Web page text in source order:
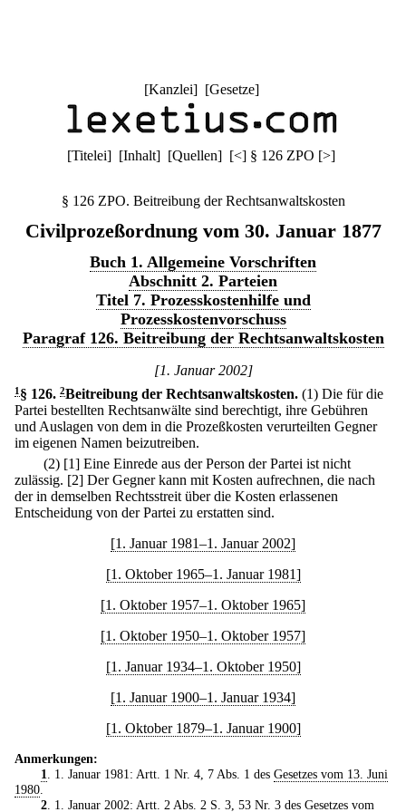
[Kanzlei] [Gesetze]
[Titelei] [Inhalt] [Quellen] [<] § 126 ZPO [>]
§ 126 ZPO. Beitreibung der Rechtsanwaltskosten
Civilprozeßordnung vom 30. Januar 1877
Buch 1. Allgemeine Vorschriften
Abschnitt 2. Parteien
Titel 7. Prozesskostenhilfe und
Prozesskostenvorschuss
Paragraf 126. Beitreibung der Rechtsanwaltskosten
[1. Januar 2002]
1 § 126. 2Beitreibung der Rechtsanwaltskosten. (1) Die für die
Partei bestellten Rechtsanwälte sind berechtigt, ihre Gebühren
und Auslagen von dem in die Prozeßkosten verurteilten Gegner
im eigenen Namen beizutreiben.
(2) [1] Eine Einrede aus der Person der Partei ist nicht
zulässig. [2] Der Gegner kann mit Kosten aufrechnen, die nach
der in demselben Rechtsstreit über die Kosten erlassenen
Entscheidung von der Partei zu erstatten sind.
[1. Januar 1981–1. Januar 2002]
[1. Oktober 1965–1. Januar 1981]
[1. Oktober 1957–1. Oktober 1965]
[1. Oktober 1950–1. Oktober 1957]
[1. Januar 1934–1. Oktober 1950]
[1. Januar 1900–1. Januar 1934]
[1. Oktober 1879–1. Januar 1900]
Anmerkungen:
1. 1. Januar 1981: Artt. 1 Nr. 4, 7 Abs. 1 des Gesetzes vom 13. Juni
1980.
2. 1. Januar 2002: Artt. 2 Abs. 2 S. 3, 53 Nr. 3 des Gesetzes vom